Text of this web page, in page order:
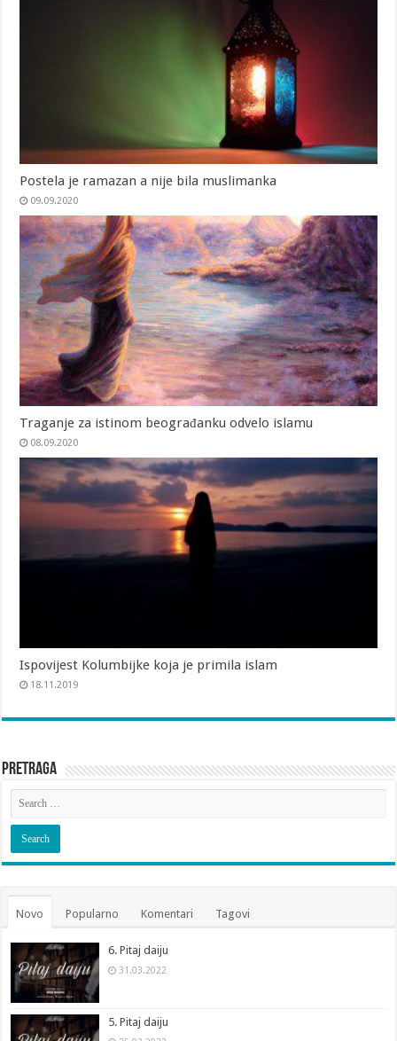
Postela je ramazan a nije bila muslimanka
09.09.2020
Traganje za istinom beograđanku odvelo islamu
08.09.2020
Ispovijest Kolumbijke koja je primila islam
18.11.2019
Pretraga
Novo Popularno Komentari Tagovi
6. Pitaj daiju
31.03.2022
5. Pitaj daiju